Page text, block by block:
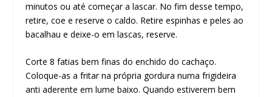
minutos ou até começar a lascar. No fim desse tempo,
retire, coe e reserve o caldo. Retire espinhas e peles ao
bacalhau e deixe-o em lascas, reserve.
Corte 8 fatias bem finas do enchido do cachaço.
Coloque-as a fritar na própria gordura numa frigideira
anti aderente em lume baixo. Quando estiverem bem